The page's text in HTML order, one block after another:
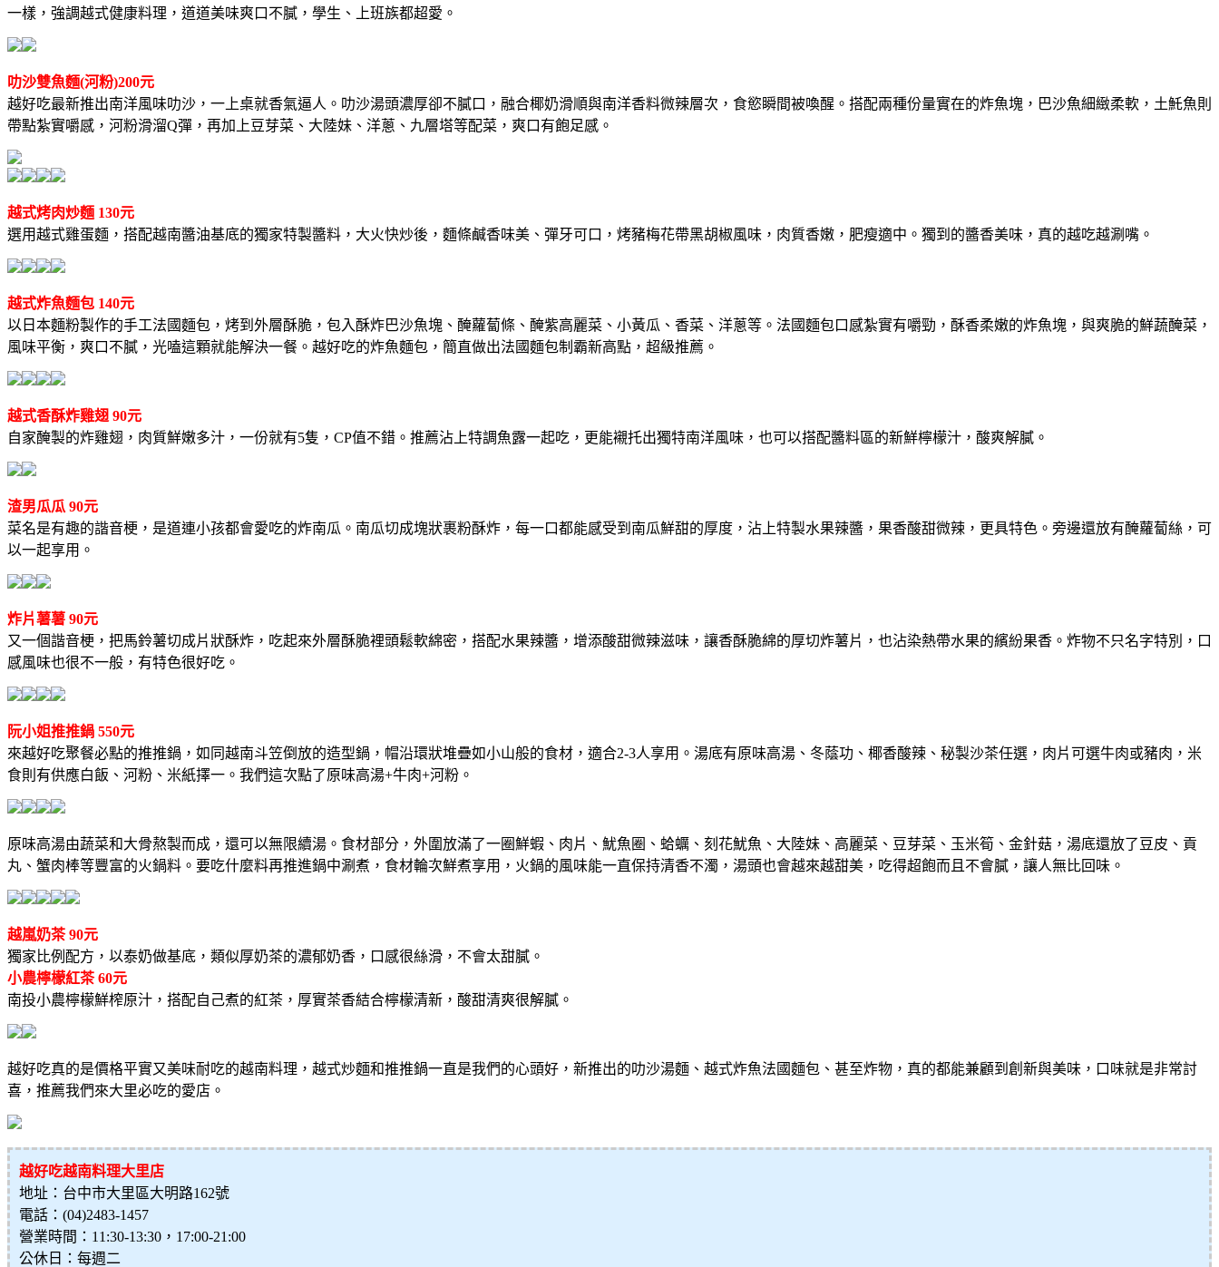
一樣，強調越式健康料理，道道美味爽口不膩，學生、上班族都超愛。
叻沙雙魚麵(河粉)200元
越好吃最新推出南洋風味叻沙，一上桌就香氣逼人。叻沙湯頭濃厚卻不膩口，融合椰奶滑順與南洋香料微辣層次，食慾瞬間被喚醒。搭配兩種份量實在的炸魚塊，巴沙魚細緻柔軟，土魠魚則
帶點紮實嚼感，河粉滑溜Q彈，再加上豆芽菜、大陸妹、洋蔥、九層塔等配菜，爽口有飽足感。
越式烤肉炒麵 130元
選用越式雞蛋麵，搭配越南醬油基底的獨家特製醬料，大火快炒後，麵條鹹香味美、彈牙可口，烤豬梅花帶黑胡椒風味，肉質香嫩，肥瘦適中。獨到的醬香美味，真的越吃越涮嘴。
越式炸魚麵包 140元
以日本麵粉製作的手工法國麵包，烤到外層酥脆，包入酥炸巴沙魚塊、醃蘿蔔條、醃紫高麗菜、小黃瓜、香菜、洋蔥等。法國麵包口感紮實有嚼勁，酥香柔嫩的炸魚塊，與爽脆的鮮蔬醃菜，
風味平衡，爽口不膩，光嗑這顆就能解決一餐。越好吃的炸魚麵包，簡直做出法國麵包制霸新高點，超級推薦。
越式香酥炸雞翅 90元
自家醃製的炸雞翅，肉質鮮嫩多汁，一份就有5隻，CP值不錯。推薦沾上特調魚露一起吃，更能襯托出獨特南洋風味，也可以搭配醬料區的新鮮檸檬汁，酸爽解膩。
渣男瓜瓜 90元
菜名是有趣的諧音梗，是道連小孩都會愛吃的炸南瓜。南瓜切成塊狀裹粉酥炸，每一口都能感受到南瓜鮮甜的厚度，沾上特製水果辣醬，果香酸甜微辣，更具特色。旁邊還放有醃蘿蔔絲，可
以一起享用。
炸片薯薯 90元
又一個諧音梗，把馬鈴薯切成片狀酥炸，吃起來外層酥脆裡頭鬆軟綿密，搭配水果辣醬，增添酸甜微辣滋味，讓香酥脆綿的厚切炸薯片，也沾染熱帶水果的繽紛果香。炸物不只名字特別，口
感風味也很不一般，有特色很好吃。
阮小姐推推鍋 550元
來越好吃聚餐必點的推推鍋，如同越南斗笠倒放的造型鍋，帽沿環狀堆疊如小山般的食材，適合2-3人享用。湯底有原味高湯、冬蔭功、椰香酸辣、秘製沙茶任選，肉片可選牛肉或豬肉，米
食則有供應白飯、河粉、米紙擇一。我們這次點了原味高湯+牛肉+河粉。
原味高湯由蔬菜和大骨熬製而成，還可以無限續湯。食材部分，外圍放滿了一圈鮮蝦、肉片、魷魚圈、蛤蠣、刻花魷魚、大陸妹、高麗菜、豆芽菜、玉米筍、金針菇，湯底還放了豆皮、貢
丸、蟹肉棒等豐富的火鍋料。要吃什麼料再推進鍋中涮煮，食材輪次鮮煮享用，火鍋的風味能一直保持清香不濁，湯頭也會越來越甜美，吃得超飽而且不會膩，讓人無比回味。
越嵐奶茶 90元
獨家比例配方，以泰奶做基底，類似厚奶茶的濃郁奶香，口感很絲滑，不會太甜膩。
小農檸檬紅茶 60元
南投小農檸檬鮮榨原汁，搭配自己煮的紅茶，厚實茶香結合檸檬清新，酸甜清爽很解膩。
越好吃真的是價格平實又美味耐吃的越南料理，越式炒麵和推推鍋一直是我們的心頭好，新推出的叻沙湯麵、越式炸魚法國麵包、甚至炸物，真的都能兼顧到創新與美味，口味就是非常討
喜，推薦我們來大里必吃的愛店。
越好吃越南料理大里店
地址：台中市大里區大明路162號
電話：(04)2483-1457
營業時間：11:30-13:30，17:00-21:00
公休日：每週二